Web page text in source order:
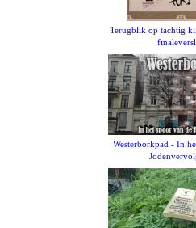
Terugblik op tachtig
Westerborkpad - In